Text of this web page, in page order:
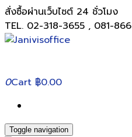
สั่งซื้อผ่านเว็บไซต์ 24 ชั่วโมง
TEL. 02-318-3655 , 081-
0Cart ฿0.00
Toggle navigation